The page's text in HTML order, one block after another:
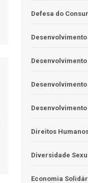
Defesa do
Direitos
Diversidade
Economia